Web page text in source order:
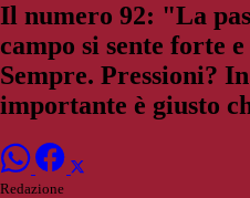
Il numero 92: "La
campo si sente forte
Sempre. Pressioni?
importante è giusto
Redazione